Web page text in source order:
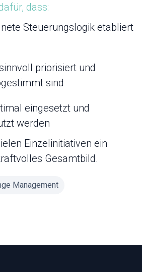
dass:
Steuerungslogik etabliert
priorisiert und
sind
eingesetzt und
werden
Einzelinitiativen ein
Gesamtbild.
Management